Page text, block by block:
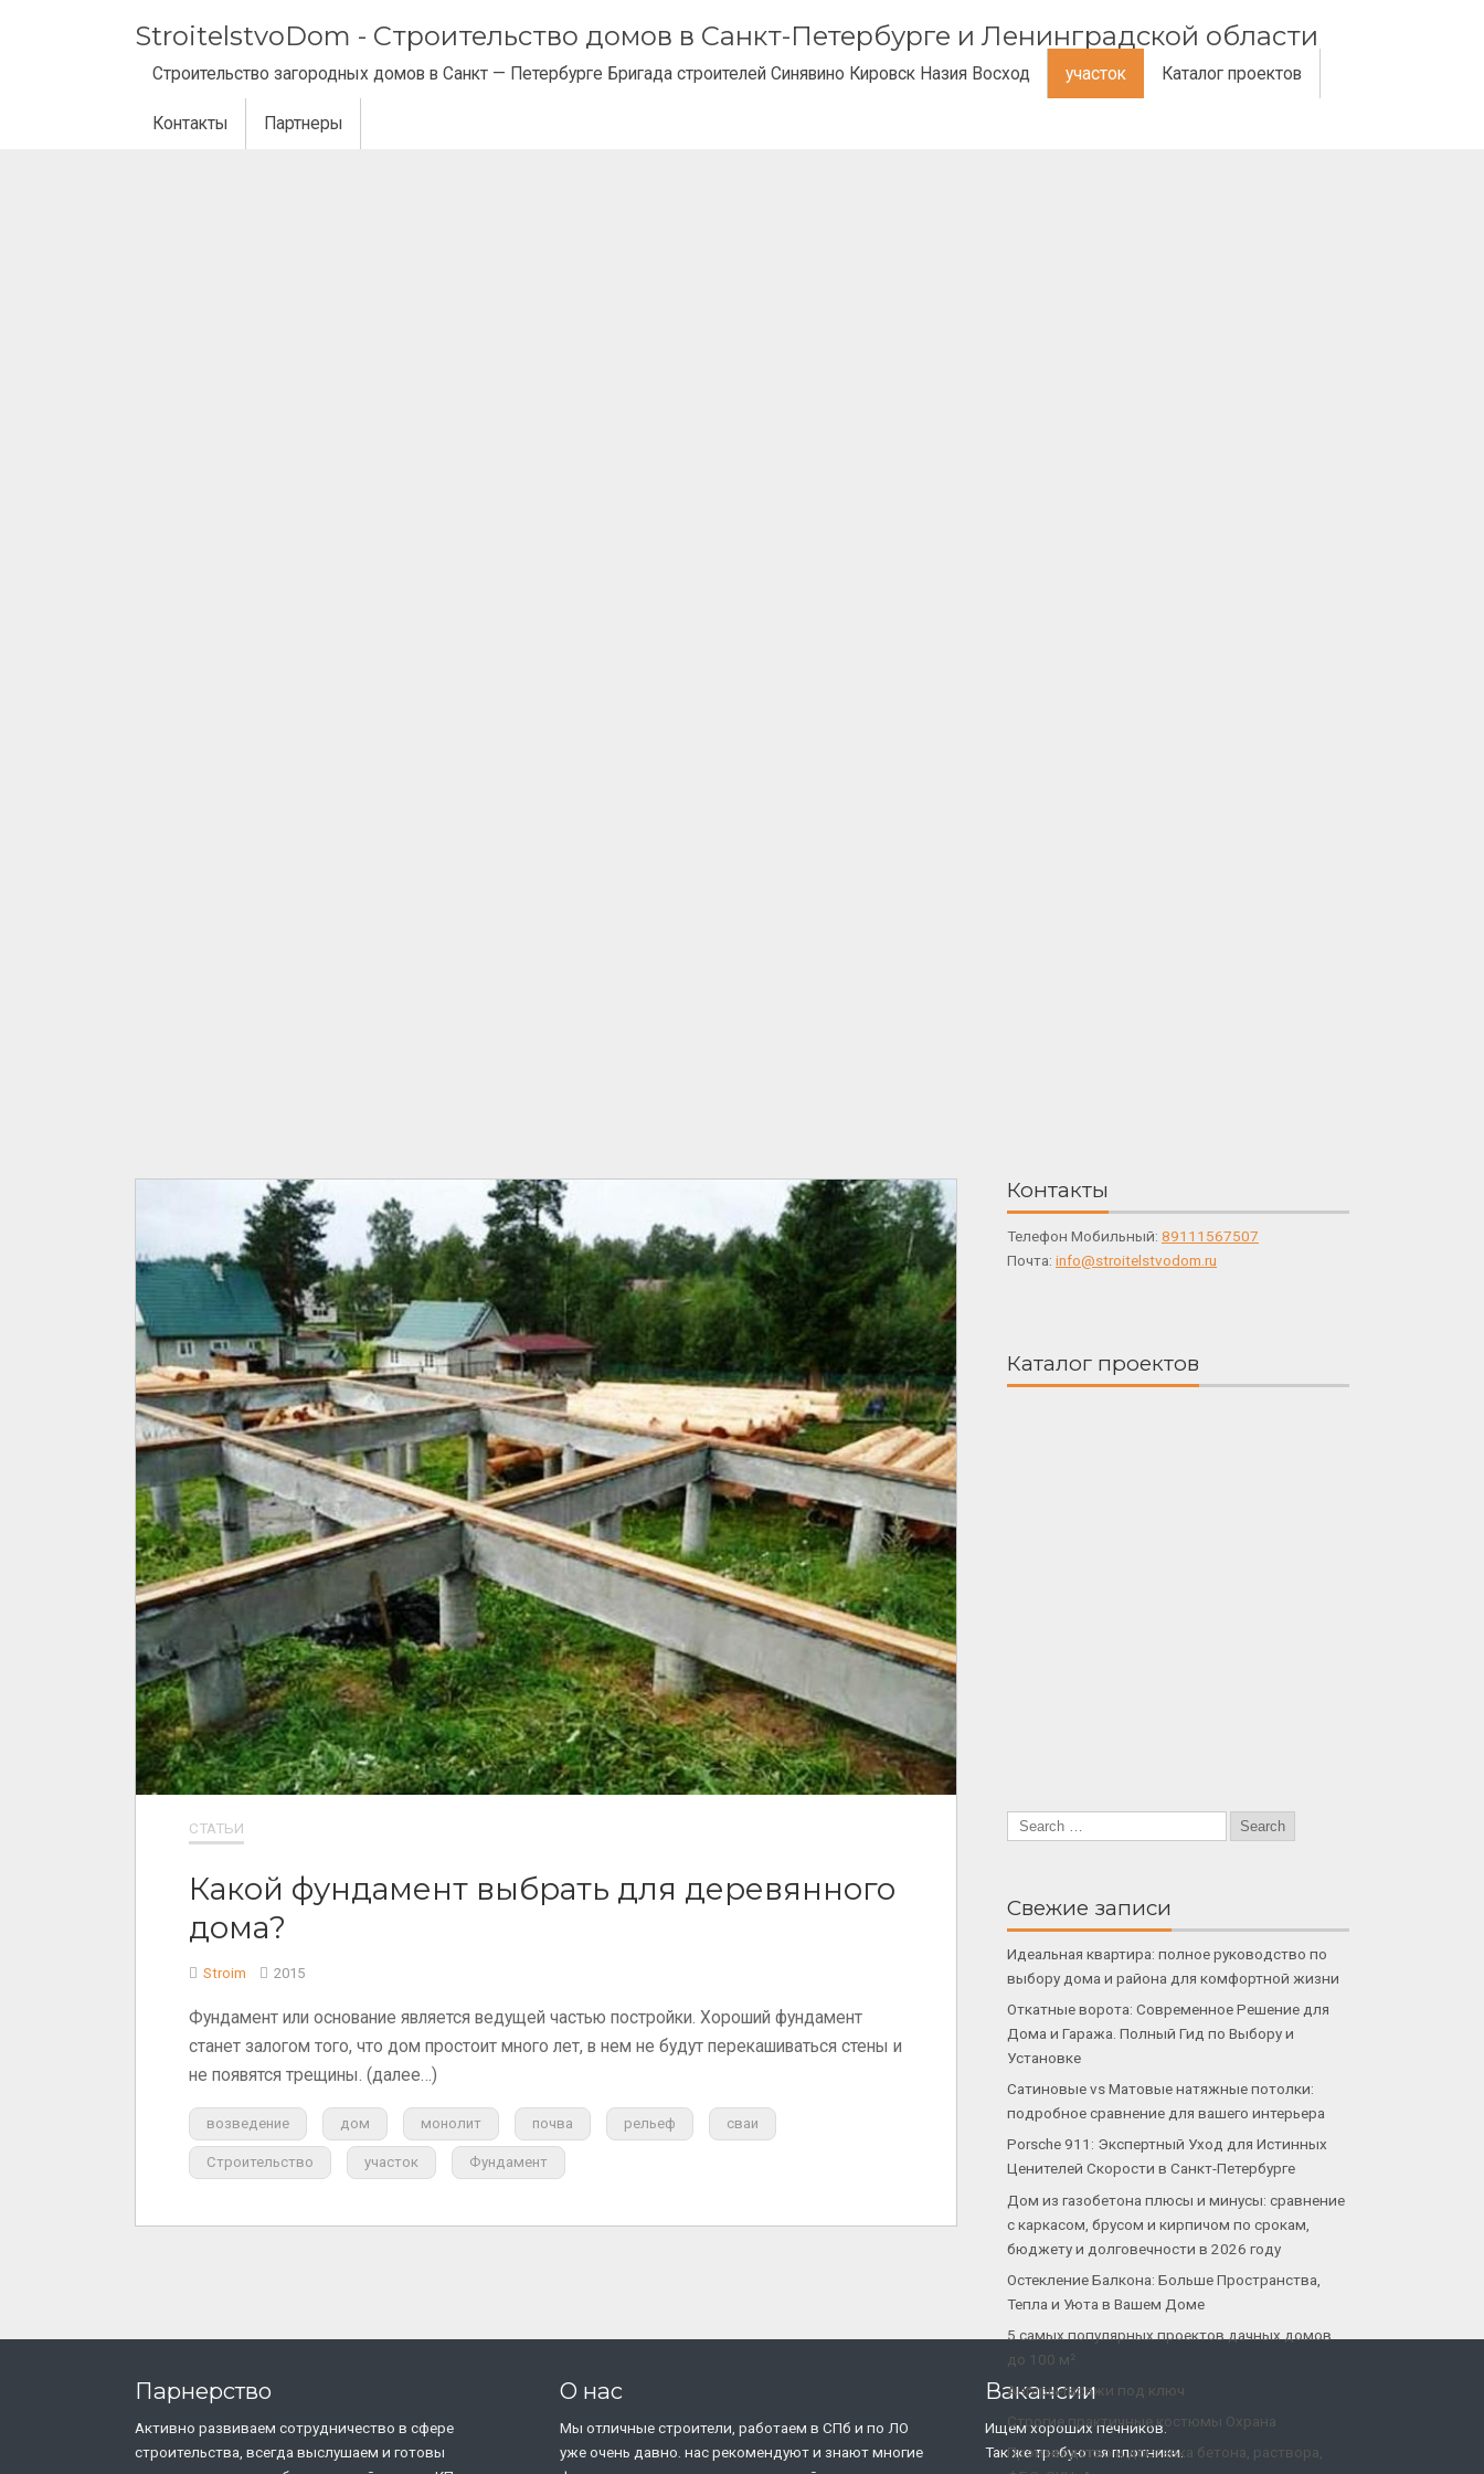
StroitelstvoDom - Строительство домов в Санкт-Петербурге и Ленинградской области
Строительство загородных домов в Санкт — Петербурге Бригада строителей Синявино Кировск Назия Восход участок Каталог проектов
Контакты Партнеры
СТАТЬИ
Какой фундамент выбрать для деревянного
дома?
Stroim 2015
Фундамент или основание является ведущей частью постройки. Хороший фундамент
станет залогом того, что дом простоит много лет, в нем не будут перекашиваться стены и
не появятся трещины. (далее…)
возведение дом монолит почва рельеф сваи
Строительство участок Фундамент
Контакты
Телефон Мобильный: 89111567507
Почта: info@stroitelstvodom.ru
Каталог проектов
Свежие записи
Идеальная квартира: полное руководство по
выбору дома и района для комфортной жизни
Откатные ворота: Современное Решение для
Дома и Гаража. Полный Гид по Выбору и
Установке
Сатиновые vs Матовые натяжные потолки:
подробное сравнение для вашего интерьера
Porsche 911: Экспертный Уход для Истинных
Ценителей Скорости в Санкт-Петербурге
Дом из газобетона плюсы и минусы: сравнение
с каркасом, брусом и кирпичом по срокам,
бюджету и долговечности в 2026 году
Остекление Балкона: Больше Пространства,
Тепла и Уюта в Вашем Доме
5 самых популярных проектов дачных домов
до 100 м²
Ангары-гаражи под ключ
Строгие практичные костюмы Охрана
Производство и доставка бетона, раствора,
Парнерство
Активно развиваем сотрудничество в сфере
строительства, всегда выслушаем и готовы
О нас
Мы отличные строители, работаем в СПб и по ЛО
уже очень давно. нас рекомендуют и знают многие
Вакансии
Ищем хороших печников.
Так же требуются плотники.